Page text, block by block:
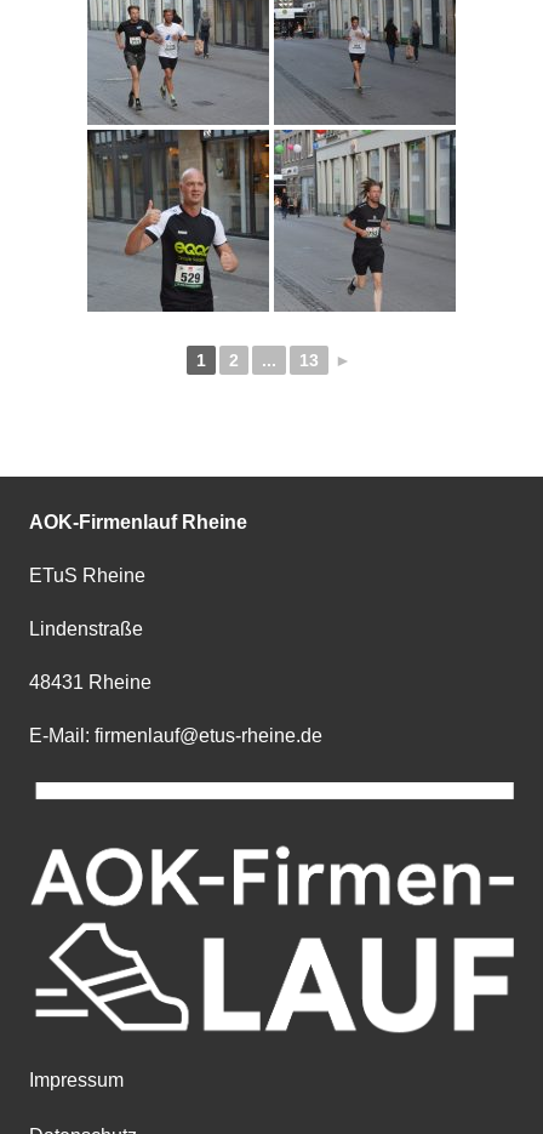
1 2 ... 13 ►
AOK-Firmenlauf Rheine
ETuS Rheine
Lindenstraße
48431 Rheine
E-Mail: firmenlauf@etus-rheine.de
Impressum